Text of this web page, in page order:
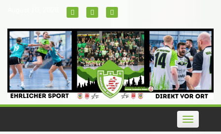
Toggle
navigation